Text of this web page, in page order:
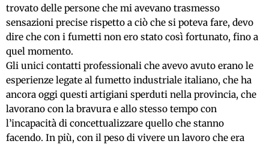
trovato delle persone che mi avevano trasmesso
sensazioni precise rispetto a ciò che si poteva fare, devo
dire che con i fumetti non ero stato così fortunato, fino a
quel momento.
Gli unici contatti professionali che avevo avuto erano le
esperienze legate al fumetto industriale italiano, che ha
ancora oggi questi artigiani sperduti nella provincia, che
lavorano con la bravura e allo stesso tempo con
l’incapacità di concettualizzare quello che stanno
facendo. In più, con il peso di vivere un lavoro che era